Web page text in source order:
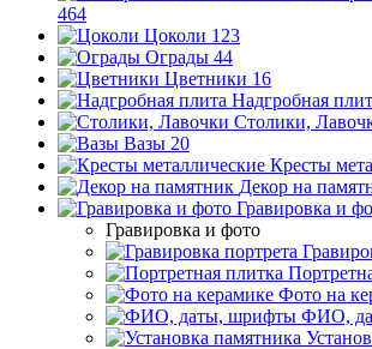
464
Цоколи 123
Ограды 44
Цветники 16
Надгробная
Столики,
Вазы 20
Кресты
Декор на
Гравировка и
Гравировка и фото
Фото на
ФИО,